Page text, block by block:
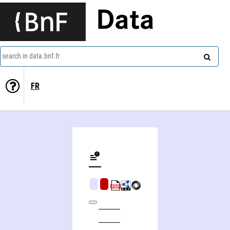
Data
search in data.bnf.fr
FR